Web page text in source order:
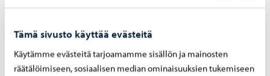
Tämä sivusto käyttää evästeitä
Käytämme evästeitä tarjoamamme sisällön ja mainosten
räätälöimiseen, sosiaalisen median ominaisuuksien tukemiseen